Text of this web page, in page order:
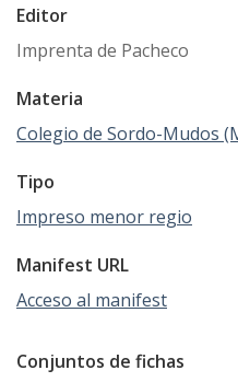
Editor
Imprenta de Pacheco
Materia
Colegio de Sordo-Mudos
Tipo
Impreso menor regio
Manifest URL
Acceso al manifest
Conjuntos de fichas